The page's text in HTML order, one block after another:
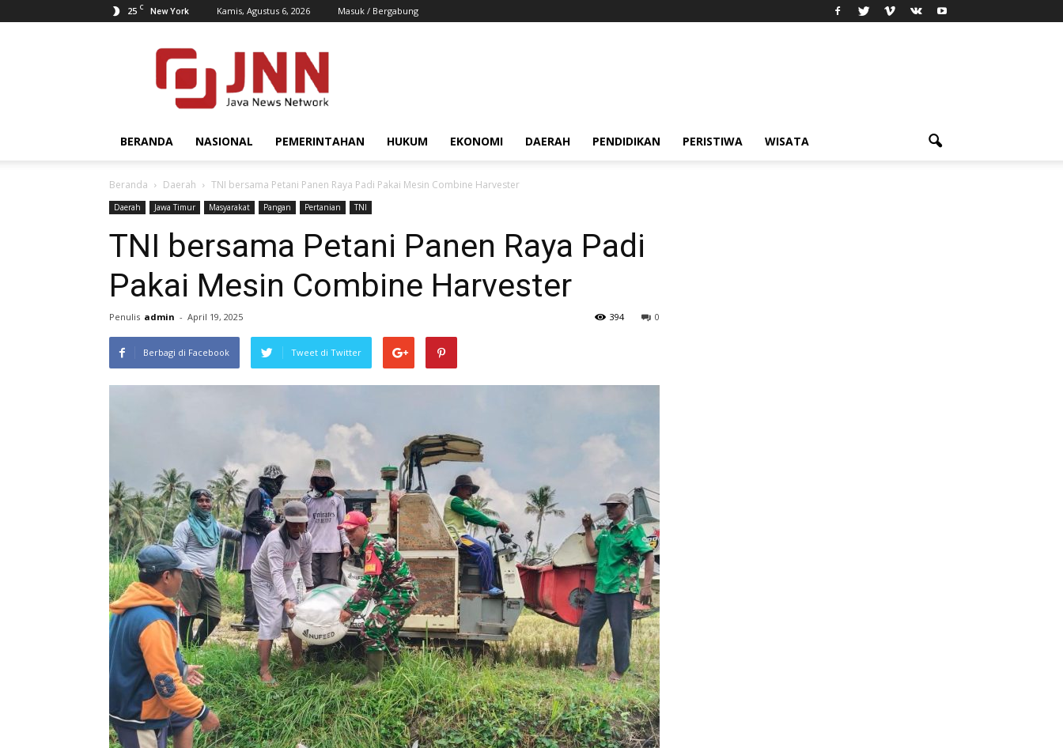
25 C New York Kamis, Agustus 6, 2026 Masuk / Bergabung
JNN.co.id
BERANDA NASIONAL PEMERINTAHAN HUKUM EKONOMI DAERAH PENDIDIKAN PERISTIWA WISATA
Beranda Daerah TNI bersama Petani Panen Raya Padi Pakai Mesin Combine Harvester
Daerah Jawa Timur Masyarakat Pangan Pertanian TNI
TNI bersama Petani Panen Raya Padi
Pakai Mesin Combine Harvester
Penulis admin - April 19, 2025 0
394
Berbagi di Facebook Tweet di Twitter